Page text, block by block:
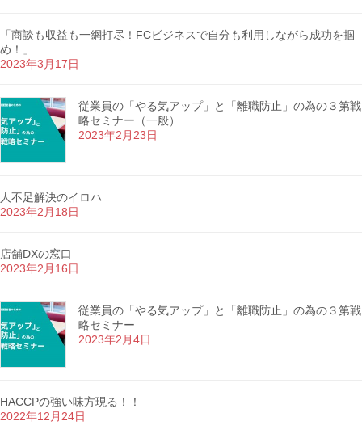
「商談も収益も一網打尽！FCビジネスで自分も利用しながら成功を掴
め！」
2023年3月17日
従業員の「やる気アップ」と「離職防止」の為の３第戦
略セミナー（一般）
2023年2月23日
人不足解決のイロハ
2023年2月18日
店舗DXの窓口
2023年2月16日
従業員の「やる気アップ」と「離職防止」の為の３第戦
略セミナー
2023年2月4日
HACCPの強い味方現る！！
2022年12月24日